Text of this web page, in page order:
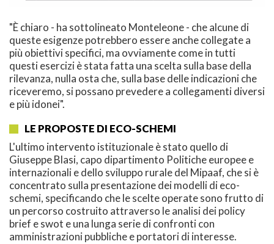
"È chiaro - ha sottolineato Monteleone - che alcune di
queste esigenze potrebbero essere anche collegate a
più obiettivi specifici, ma ovviamente come in tutti
questi esercizi è stata fatta una scelta sulla base della
rilevanza, nulla osta che, sulla base delle indicazioni che
riceveremo, si possano prevedere a collegamenti diversi
e più idonei".
LE PROPOSTE DI ECO-SCHEMI
L'ultimo intervento istituzionale è stato quello di
Giuseppe Blasi, capo dipartimento Politiche europee e
internazionali e dello sviluppo rurale del Mipaaf, che si è
concentrato sulla presentazione dei modelli di eco-
schemi, specificando che le scelte operate sono frutto di
un percorso costruito attraverso le analisi dei policy
brief e swot e una lunga serie di confronti con
amministrazioni pubbliche e portatori di interesse.